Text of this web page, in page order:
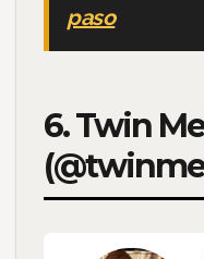
paso
6. Twin